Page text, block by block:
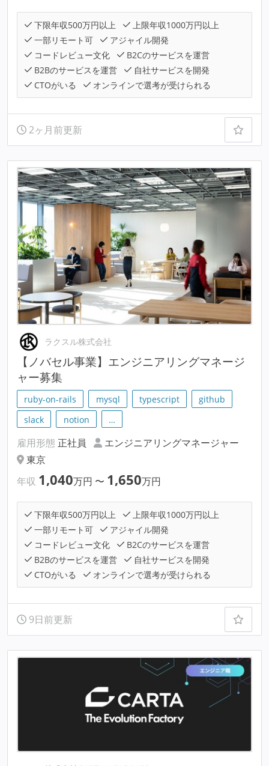
下限年収500万円以上
上限年収1000万円以上
一部リモート可
アジャイル開発
コードレビュー文化
B2Cのサービスを運営
B2Bのサービスを運営
自社サービスを開発
CTOがいる
オンラインで選考が受けられる
2ヶ月前更新
ラクスル株式会社
【ノバセル事業】エンジニアリングマネージ
ャー募集
ruby-on-rails mysql typescript
github
slack
notion …
雇用形態 正社員
エンジニアリングマネージャー
東京
年収 1,040万円 〜 1,650万円
下限年収500万円以上
上限年収1000万円以上
一部リモート可
アジャイル開発
コードレビュー文化
B2Cのサービスを運営
B2Bのサービスを運営
自社サービスを開発
CTOがいる
オンラインで選考が受けられる
9日前更新